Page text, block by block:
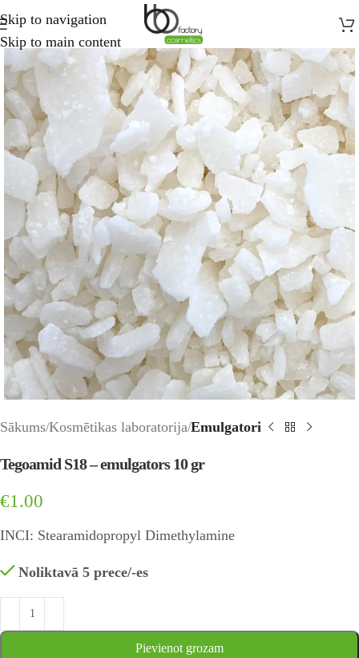
Skip to navigation
Skip to main content
Sākums Kosmētikas laboratorija Emulgatori
Tegoamid S18 – emulgators 10 gr
€1.00
INCI: Stearamidopropyl Dimethylamine
Noliktavā 5 prece/-es
Pievienot grozam